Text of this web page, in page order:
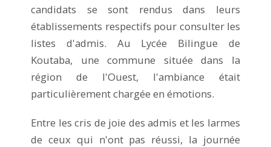
candidats se sont rendus dans leurs
établissements respectifs pour consulter les
listes d'admis. Au Lycée Bilingue de
Koutaba, une commune située dans la
région de l'Ouest, l'ambiance était
particulièrement chargée en émotions.
Entre les cris de joie des admis et les larmes
de ceux qui n'ont pas réussi, la journée